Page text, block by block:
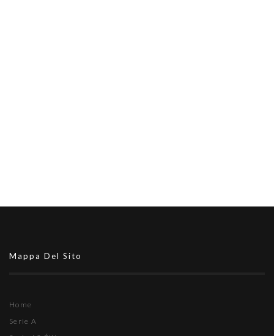
Mappa Del Sito
Home
Serie A